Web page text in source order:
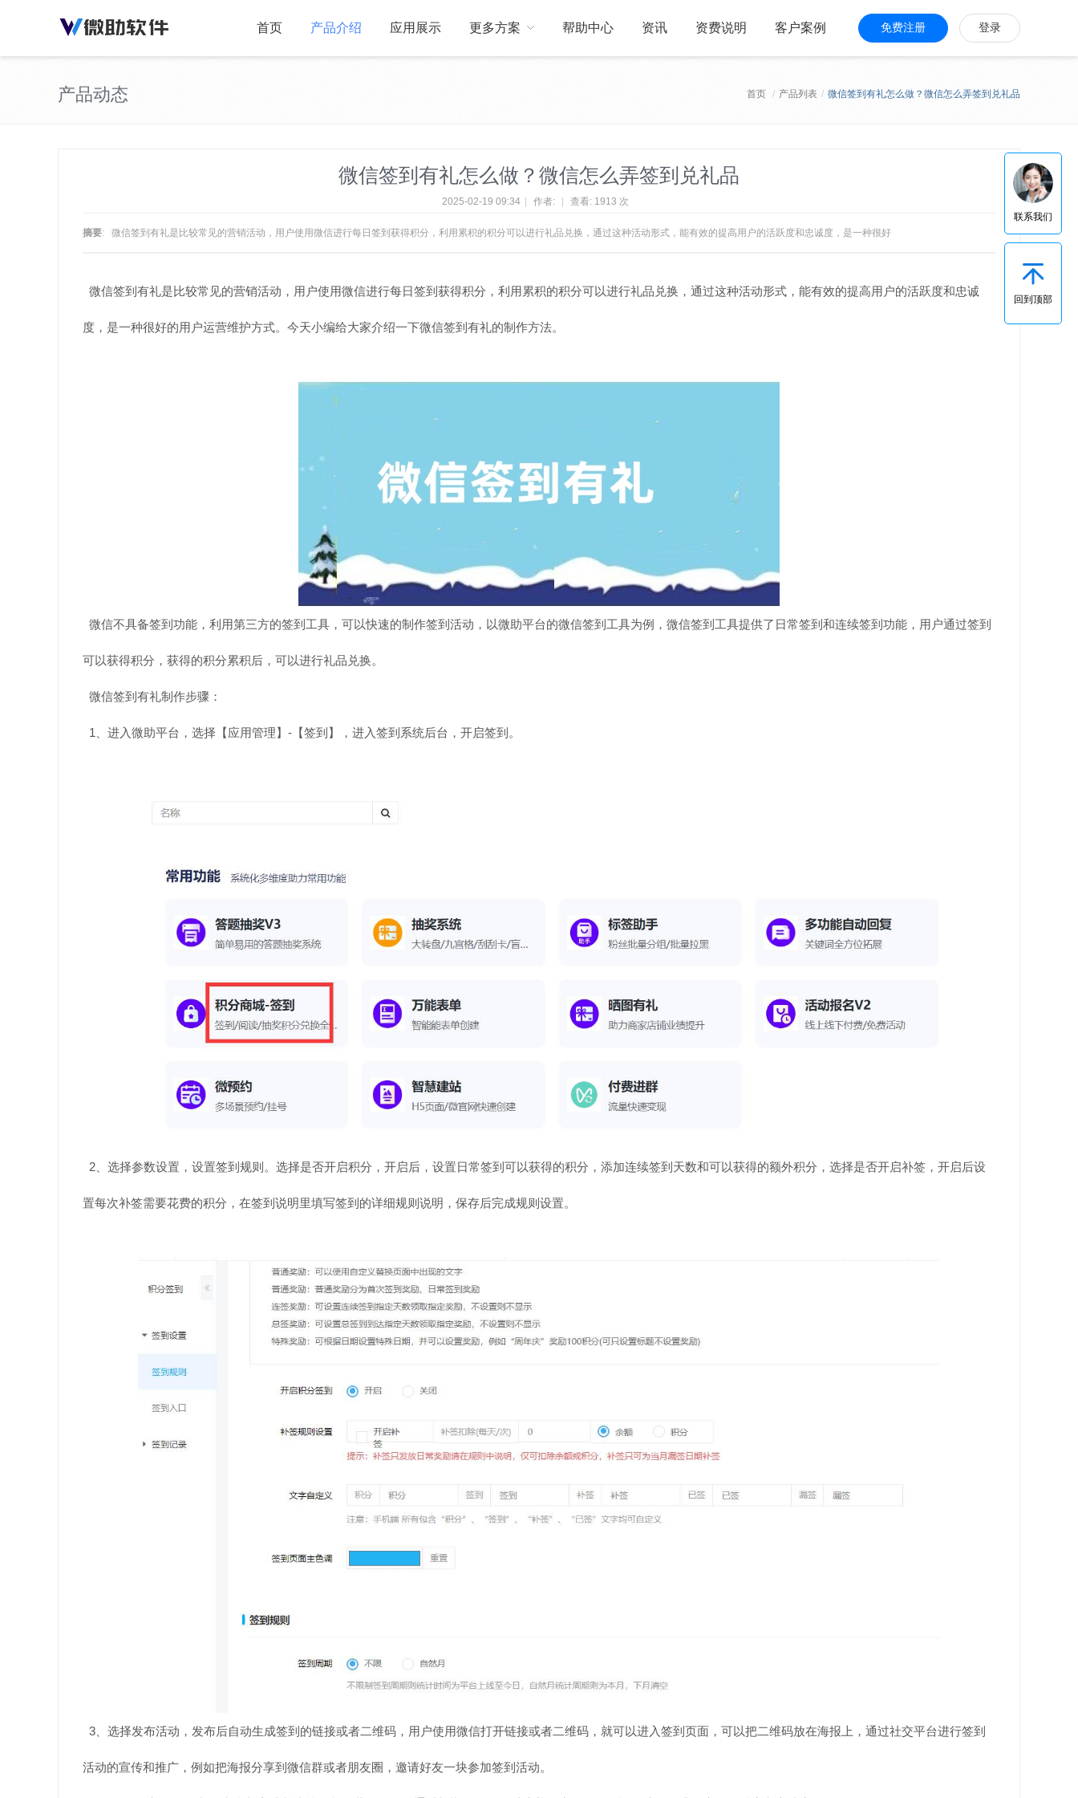
首页 产品介绍 应用展示 更多方案 帮助中心 资讯 资费说明 客户案例 免费注册 登录
产品动态 首页 / 产品列表 / 微信签到有礼怎么做？微信怎么弄签到兑礼品
微信签到有礼怎么做？微信怎么弄签到兑礼品
2025-02-19 09:34 作者: 查看: 1913 次
摘要: 微信签到有礼是比较常见的营销活动，用户使用微信进行每日签到获得积分，利用累积的积分可以进行礼品兑换，通过这种活动形式，能有效的提高用户的活跃度和忠诚度，是一种很好
微信签到有礼是比较常见的营销活动，用户使用微信进行每日签到获得积分，利用累积的积分可以进行礼品兑换，通过这种活动形式，能有效的提高用户的活跃度和忠诚
度，是一种很好的用户运营维护方式。今天小编给大家介绍一下微信签到有礼的制作方法。
微信不具备签到功能，利用第三方的签到工具，可以快速的制作签到活动，以微助平台的微信签到工具为例，微信签到工具提供了日常签到和连续签到功能，用户通过签到
可以获得积分，获得的积分累积后，可以进行礼品兑换。
微信签到有礼制作步骤：
1、进入微助平台，选择【应用管理】-【签到】，进入签到系统后台，开启签到。
2、选择参数设置，设置签到规则。选择是否开启积分，开启后，设置日常签到可以获得的积分，添加连续签到天数和可以获得的额外积分，选择是否开启补签，开启后设
置每次补签需要花费的积分，在签到说明里填写签到的详细规则说明，保存后完成规则设置。
3、选择发布活动，发布后自动生成签到的链接或者二维码，用户使用微信打开链接或者二维码，就可以进入签到页面，可以把二维码放在海报上，通过社交平台进行签到
活动的宣传和推广，例如把海报分享到微信群或者朋友圈，邀请好友一块参加签到活动。
联系我们
回到顶部